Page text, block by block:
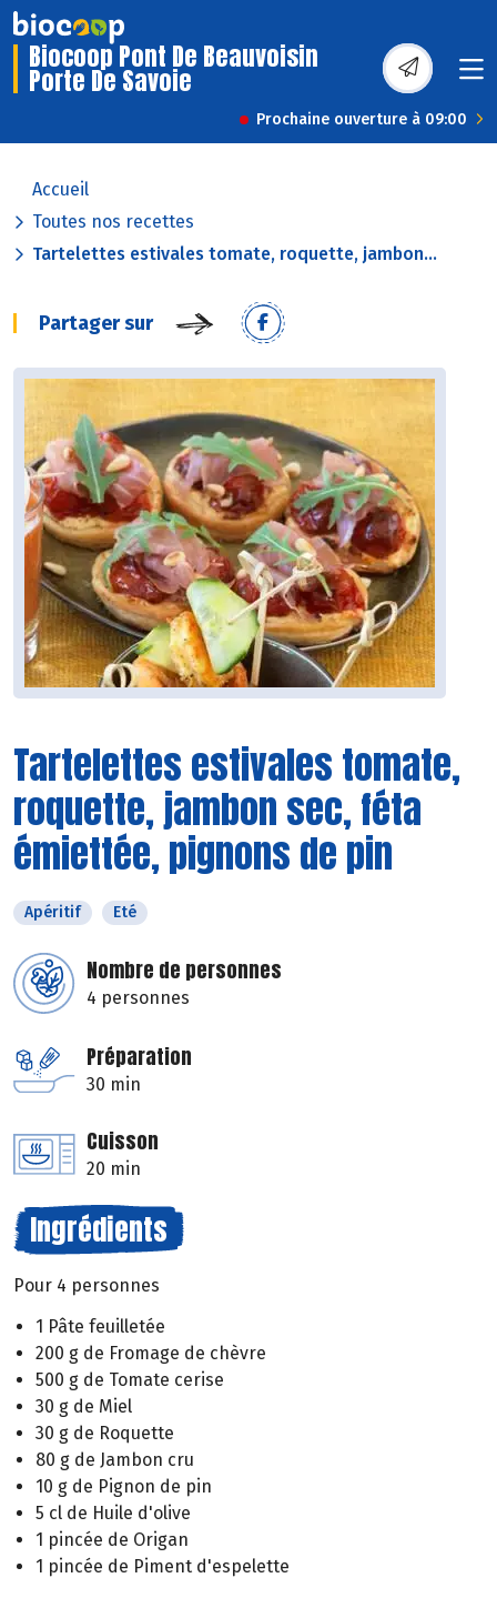
Biocoop Pont De Beauvoisin
Porte De Savoie
Prochaine ouverture à 09:00
Accueil
Toutes nos recettes
Tartelettes estivales tomate, roquette, jambon...
Partager sur
Tartelettes estivales tomate,
roquette, jambon sec, féta
émiettée, pignons de pin
Apéritif Eté
Nombre de personnes
4 personnes
Préparation
30 min
Cuisson
20 min
Ingrédients
Pour 4 personnes
1 Pâte feuilletée
200 g de Fromage de chèvre
500 g de Tomate cerise
30 g de Miel
30 g de Roquette
80 g de Jambon cru
10 g de Pignon de pin
5 cl de Huile d'olive
1 pincée de Origan
1 pincée de Piment d'espelette